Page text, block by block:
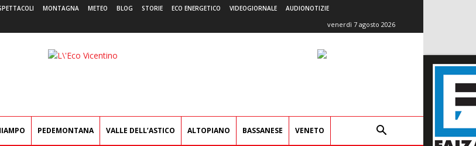
MONTAGNA METEO BLOG STORIE ECO ENERGETICO VIDEOGIORNALE AUDIONOTIZIE
venerdì 7 agosto 2026
L'Eco
PEDEMONTANA VALLE DELL’ASTICO ALTOPIANO BASSANESE VENETO